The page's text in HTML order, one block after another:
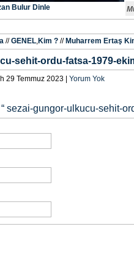
Bulur Dinle
//GENEL,Kim ?// Muharrem Ertaş
sehit-ordu-fatsa-1979-
29 Temmuz 2023 | Yorum Yok
sezai-gungor-ulkucu-sehit-